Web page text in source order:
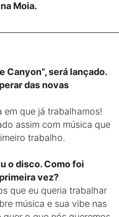
Moia.
Canyon”, será lançado.
das novas
em que já trabalhamos!
assim com música que
trabalho.
o disco. Como foi
vez?
que eu queria trabalhar
música e sua vibe nas